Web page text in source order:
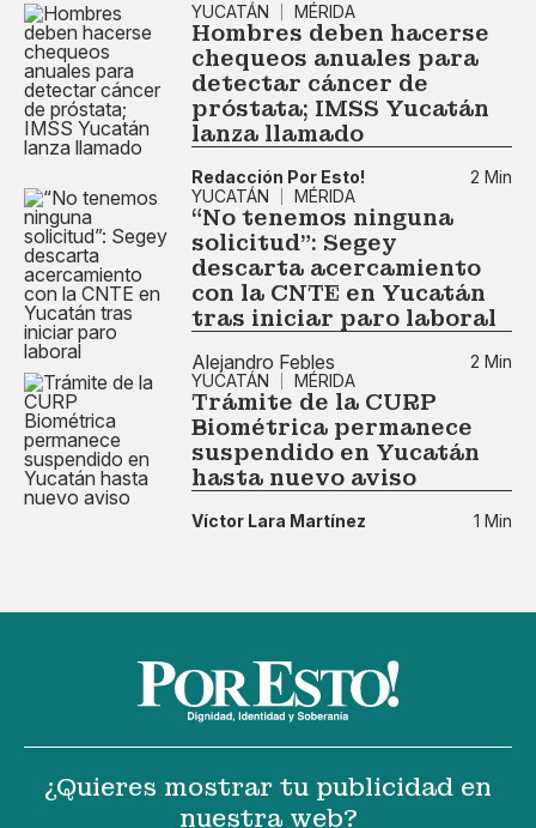
YUCATÁN MÉRIDA
Hombres deben hacerse
chequeos anuales para
detectar cáncer de
próstata; IMSS Yucatán
lanza llamado
Redacción Por Esto!
2 Min
YUCATÁN
MÉRIDA
“No tenemos ninguna
solicitud”: Segey
descarta acercamiento
con la CNTE en Yucatán
tras iniciar paro laboral
Alejandro Febles
2 Min
YUCATÁN
MÉRIDA
Trámite de la CURP
Biométrica permanece
suspendido en Yucatán
hasta nuevo aviso
Víctor Lara Martínez 1 Min
¿Quieres mostrar tu publicidad en
nuestra web?